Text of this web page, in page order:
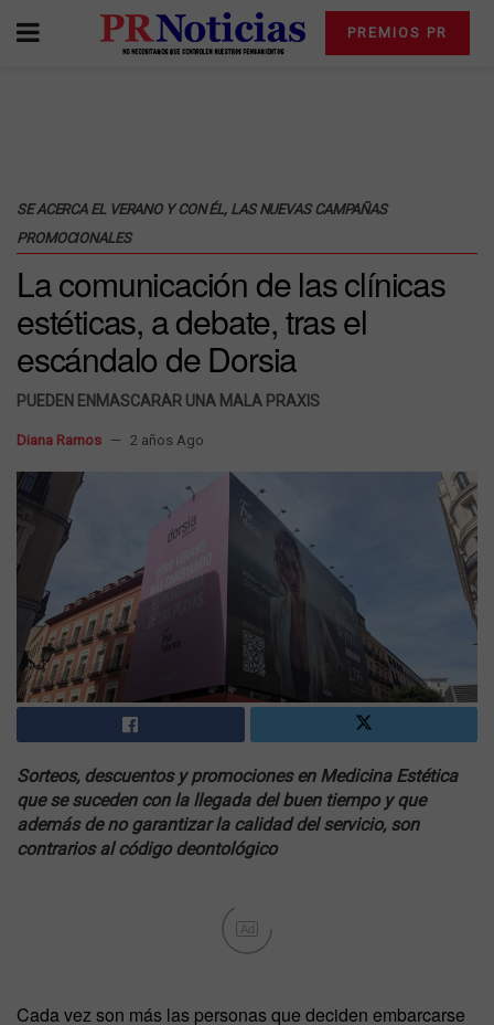
PREMIOS PR
SE ACERCA EL VERANO Y CON ÉL, LAS NUEVAS CAMPAÑAS
PROMOCIONALES
La comunicación de las clínicas
estéticas, a debate, tras el
escándalo de Dorsia
PUEDEN ENMASCARAR UNA MALA PRAXIS
Diana Ramos 2 años Ago
Sorteos, descuentos y promociones en Medicina Estética
que se suceden con la llegada del buen tiempo y que
además de no garantizar la calidad del servicio, son
contrarios al código deontológico
Ad
Cada vez son más las personas que deciden embarcarse